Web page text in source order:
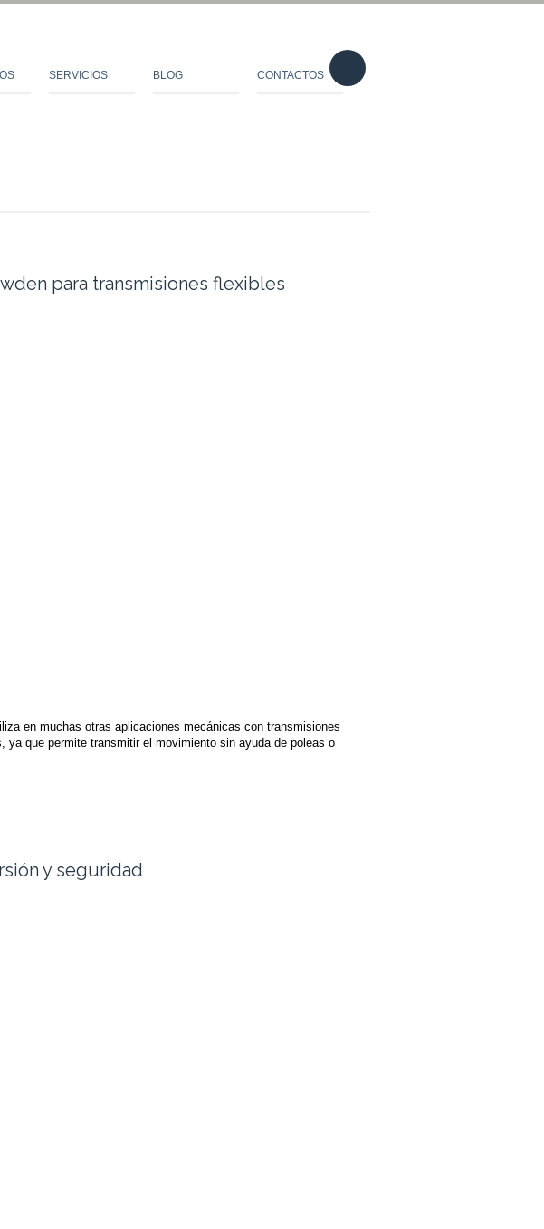
SERVICIOS BLOG CONTACTOS
para transmisiones flexibles
en muchas otras aplicaciones mecánicas con transmisiones
que permite transmitir el movimiento sin ayuda de poleas o
y seguridad